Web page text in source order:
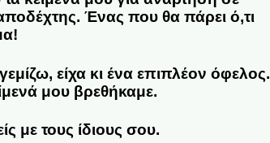
Ένας που θα πάρει ό,τι
είχα κι ένα επιπλέον όφελος.
μου βρεθήκαμε.
με τους ίδιους σου.